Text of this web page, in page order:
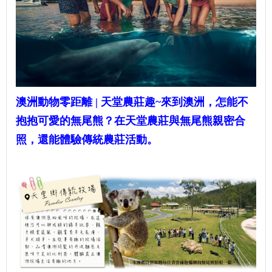
澳洲動物零距離 | 天堂農莊趣~來到澳洲，怎能不
抱抱可愛的無尾熊？在天堂農莊與無尾熊親密合
照，還能體驗傳統農莊活動。